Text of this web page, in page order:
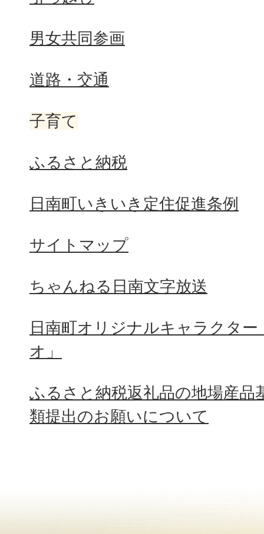
男女共同参画
道路・交通
子育て
ふるさと納税
日南町いきいき定住促進条例
サイトマップ
ちゃんねる日南文字放送
日南町オリジナルキャラクタ
オ」
ふるさと納税返礼品の地場産品
類提出のお願いについて